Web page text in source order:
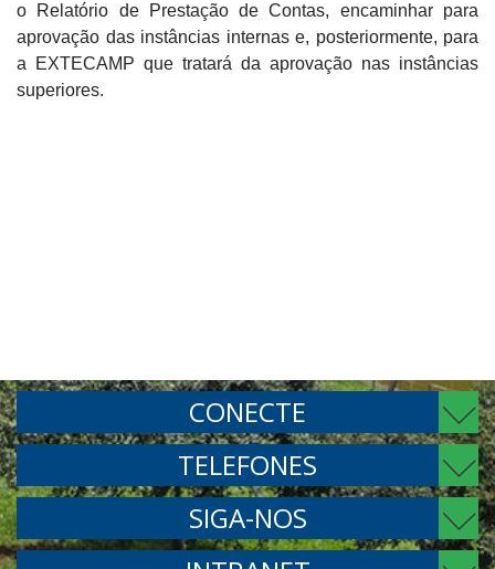
o Relatório de Prestação de Contas, encaminhar para
aprovação das instâncias internas e, posteriormente, para
a EXTECAMP que tratará da aprovação nas instâncias
superiores.
CONECTE
TELEFONES
SIGA-NOS